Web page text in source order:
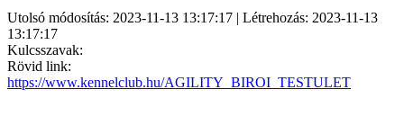
Utolsó módosítás: 2023-11-13 13:17:17 | Létrehozás: 2023-11-13
13:17:17
Kulcsszavak:
Rövid link:
https://www.kennelclub.hu/AGILITY_BIROI_TESTULET